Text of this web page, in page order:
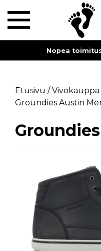
Nopea
Etusivu /Vivokauppa
Groundies Austin